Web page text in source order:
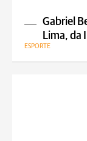
Gabriel
Lima, da
ESPORTE